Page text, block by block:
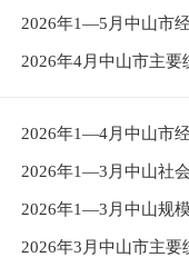
2026年1—5月中山市
2026年4月中山市主要
2026年1—4月中山市
2026年1—3月中山社
2026年1—3月中山规
2026年3月中山市主要